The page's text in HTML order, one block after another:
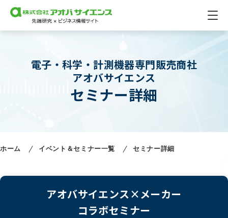
電子・科学・計測機器専門販売商社
アオバサイエンス
セミナー詳細
ホーム イベント＆セミナー一覧 セミナー詳細
アオバサイエンス×メーカー
コラボセミナー